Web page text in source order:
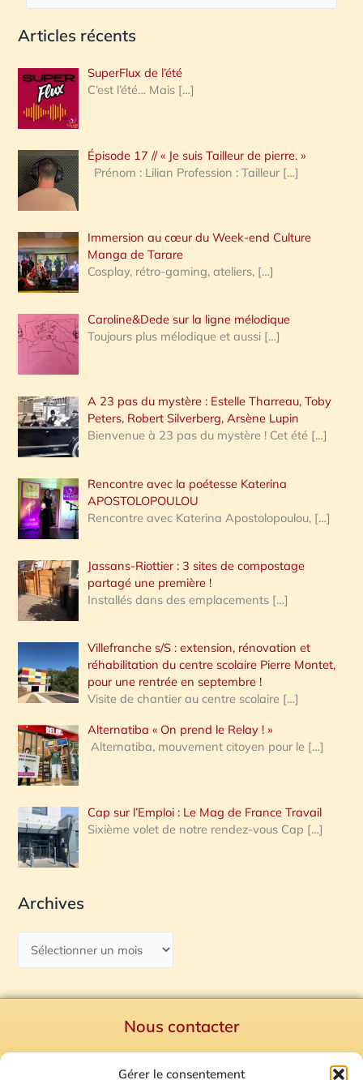
Gérer le consentement
c
e
r
c
h
e
:
Articles récents
SuperFlux de l’été
C’est l’été… Mais […]
Épisode 17 // « Je suis Tailleur de pierre. »
Prénom : Lilian Profession : Tailleur […]
Immersion au cœur du Week-end Culture
Manga de Tarare
Cosplay, rétro-gaming, ateliers, […]
Caroline&Dede sur la ligne mélodique
Toujours plus mélodique et aussi […]
A 23 pas du mystère : Estelle Tharreau, Toby
Peters, Robert Silverberg, Arsène Lupin
Bienvenue à 23 pas du mystère ! Cet été […]
Rencontre avec la poétesse Katerina
APOSTOLOPOULOU
Rencontre avec Katerina Apostolopoulou, […]
Jassans-Riottier : 3 sites de compostage
partagé une première !
Installés dans des emplacements […]
Villefranche s/S : extension, rénovation et
réhabilitation du centre scolaire Pierre Montet,
pour une rentrée en septembre !
Visite de chantier au centre scolaire […]
Alternatiba « On prend le Relay ! »
Alternatiba, mouvement citoyen pour le […]
Cap sur l’Emploi : Le Mag de France Travail
Sixième volet de notre rendez-vous Cap […]
Archives
Nous contacter